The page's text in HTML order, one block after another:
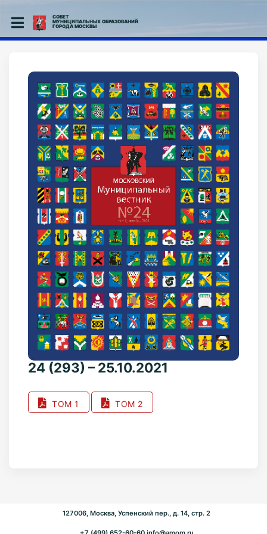
СОВЕТ
МУНИЦИПАЛЬНЫХ ОБРАЗОВАНИЙ
ГОРОДА МОСКВЫ
24 (293) – 25.10.2021
ТОМ 1 ТОМ 2
127006, Москва, Успенский пер., д. 14, стр. 2